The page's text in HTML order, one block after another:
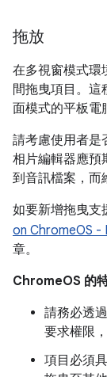
拖放
在多視窗模式環
間拖曳項目。
面模式的平板電
請考慮使用者是
相片編輯器應預
到音訊檔案，而
如要新增拖曳支
on ChromeOS -
章。
ChromeOS 的
請務必透過
要求權限
項目必須